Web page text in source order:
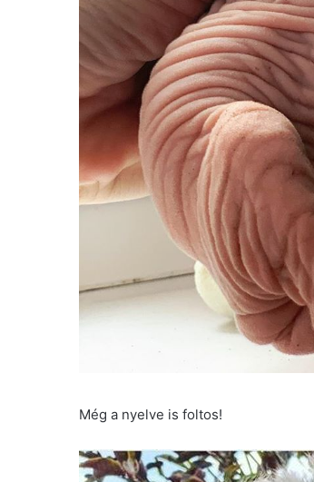
Még a nyelve is foltos!